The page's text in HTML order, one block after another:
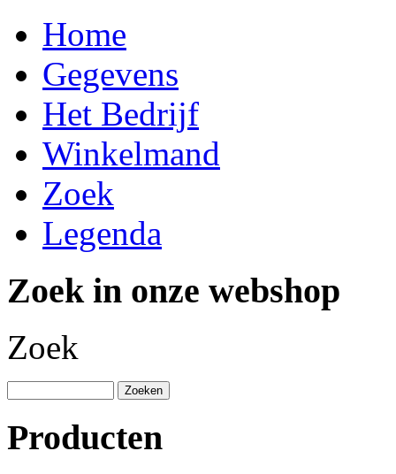
Home
Gegevens
Het Bedrijf
Winkelmand
Zoek
Legenda
Zoek in onze webshop
Zoek
Producten